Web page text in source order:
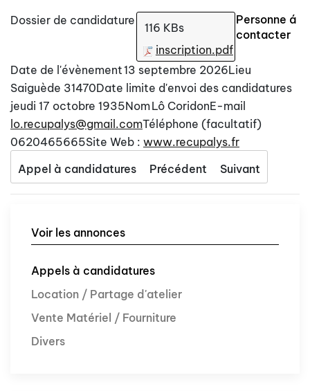
Dossier de candidature
116 KBs
inscription.pdf
Date de l'évènement13 septembre 2026Lieu
Saiguède 31470Date limite d'envoi des candidatures
jeudi 17 octobre 1935
Personne á
contacter
NomLô CoridonE-mail
lo.recupalys@gmail.comTéléphone (facultatif)
0620465665Site Web : www.recupalys.fr
Appel à candidatures
Précédent Suivant
Voir les annonces
Appels à candidatures
Location / Partage d'atelier
Vente Matériel / Fourniture
Divers